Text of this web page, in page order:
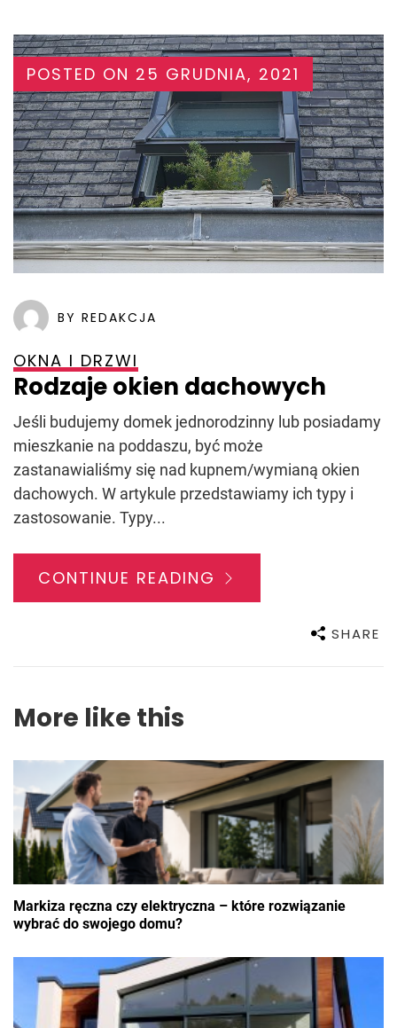
POSTED ON 25 GRUDNIA, 2021
BY REDAKCJA
OKNA I DRZWI
Rodzaje okien dachowych
Jeśli budujemy domek jednorodzinny lub posiadamy
mieszkanie na poddaszu, być może
zastanawialiśmy się nad kupnem/wymianą okien
dachowych. W artykule przedstawiamy ich typy i
zastosowanie. Typy...
CONTINUE READING
SHARE
More like this
Markiza ręczna czy elektryczna – które rozwiązanie
wybrać do swojego domu?